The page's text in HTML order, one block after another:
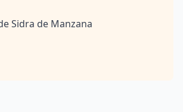
Sidra de Manzana